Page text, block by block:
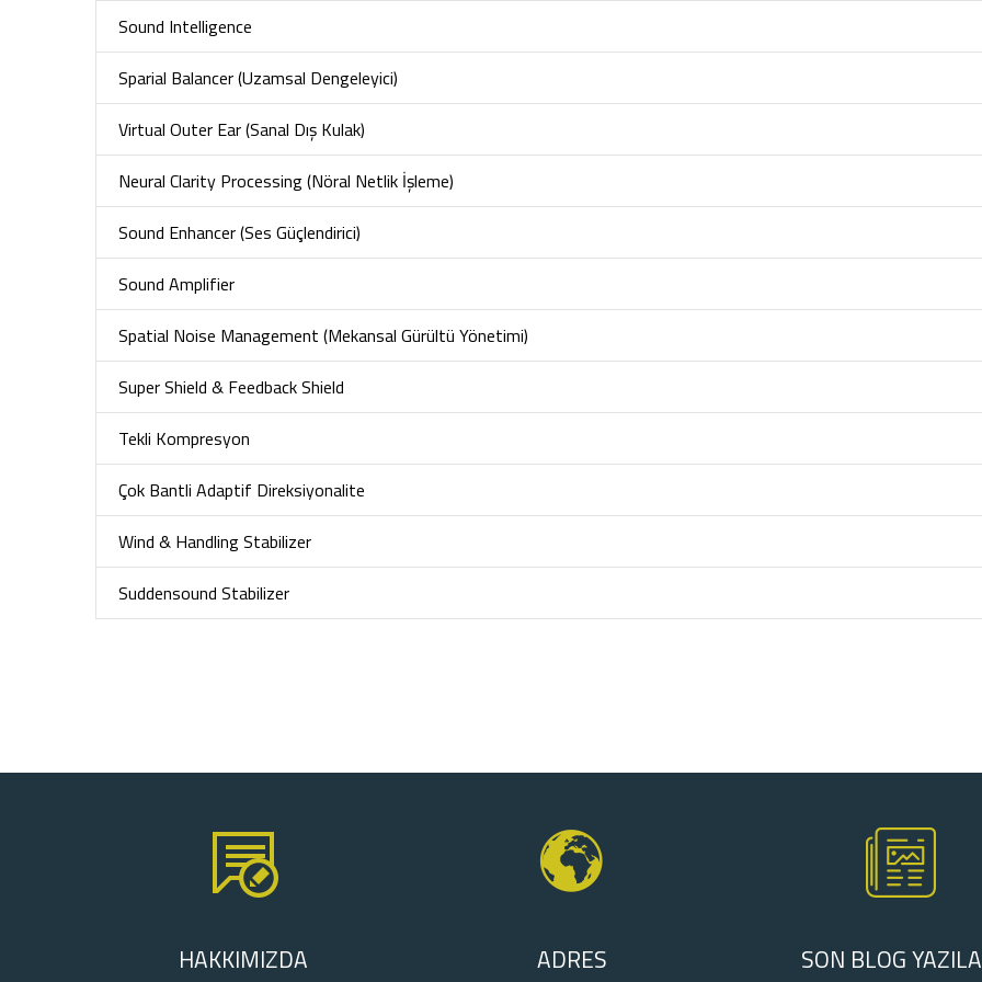
Sound Intelligence
Sparial Balancer (Uzamsal Dengeleyici)
Virtual Outer Ear (Sanal Dış Kulak)
Neural Clarity Processing (Nöral Netlik İşleme)
Sound Enhancer (Ses Güçlendirici)
Sound Amplifier
Spatial Noise Management (Mekansal Gürültü Yönetimi)
Super Shield & Feedback Shield
Tekli Kompresyon
Çok Bantli Adaptif Direksiyonalite
Wind & Handling Stabilizer
Suddensound Stabilizer
HAKKIMIZDA ADRES SON BLOG